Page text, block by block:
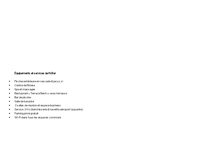
Équipements et services de l’hôtel
Piscine extérieure en cascade & jacuzzi
Centre de fitness
Spa et massages
Restaurant « Terrace Resto » avec terrasse
Bar de piscine
Salle de karaoké
2 salles de réunion et espace business
Service 24 h, blanchisserie & navette aéroport (payante)
Parking privé gratuit
Wi‑Fi dans tous les espaces communs